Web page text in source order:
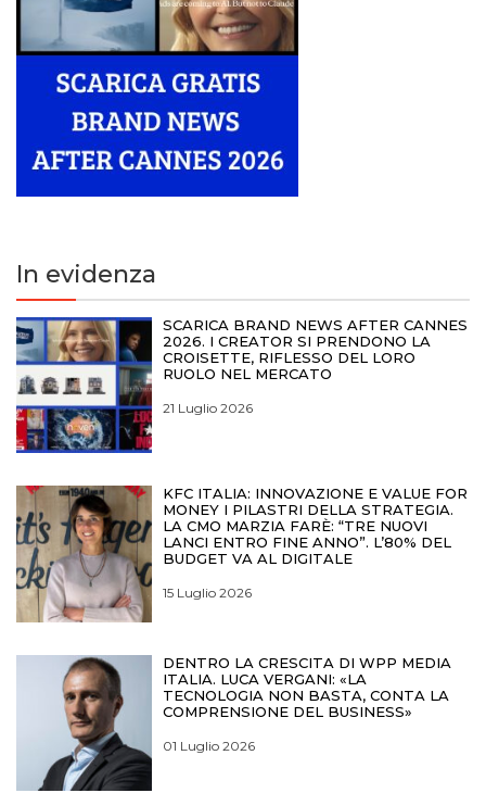
In evidenza
SCARICA BRAND NEWS AFTER CANNES
2026. I CREATOR SI PRENDONO LA
CROISETTE, RIFLESSO DEL LORO
RUOLO NEL MERCATO
21 Luglio 2026
KFC ITALIA: INNOVAZIONE E VALUE FOR
MONEY I PILASTRI DELLA STRATEGIA.
LA CMO MARZIA FARÈ: “TRE NUOVI
LANCI ENTRO FINE ANNO”. L’80% DEL
BUDGET VA AL DIGITALE
15 Luglio 2026
DENTRO LA CRESCITA DI WPP MEDIA
ITALIA. LUCA VERGANI: «LA
TECNOLOGIA NON BASTA, CONTA LA
COMPRENSIONE DEL BUSINESS»
01 Luglio 2026